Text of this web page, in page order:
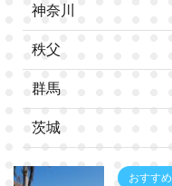
神奈川
秩父
群馬
茨城
おすす